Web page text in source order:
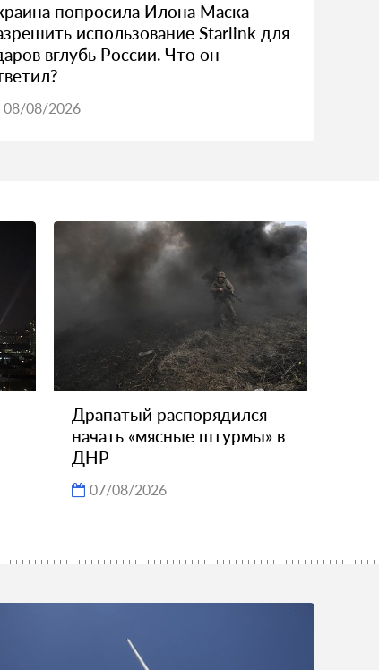
попросила Илона Маска
использование Starlink для
вглубь России. Что он
08/08/2026
Драпатый распорядился
начать «мясные штурмы» в
ДНР
07/08/2026